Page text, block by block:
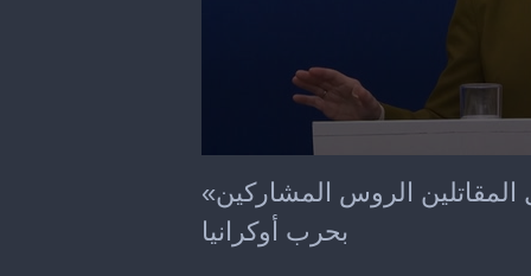
seconds
of
38
seconds
«الاتحاد الأوروبي»: ندرس حظر دخول المقاتلين الروس المشاركين
بحرب أوكرانيا